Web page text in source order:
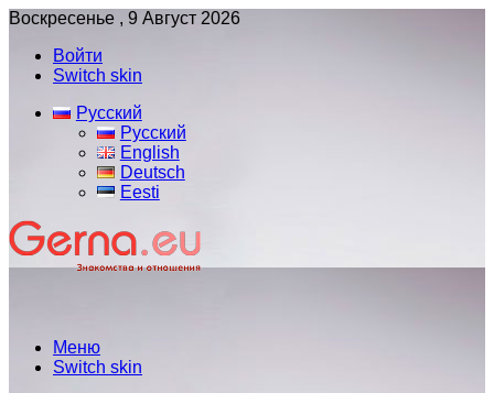
Воскресенье , 9 Август 2026
Войти
Switch skin
Русский
Русский
English
Deutsch
Eesti
Меню
Switch skin